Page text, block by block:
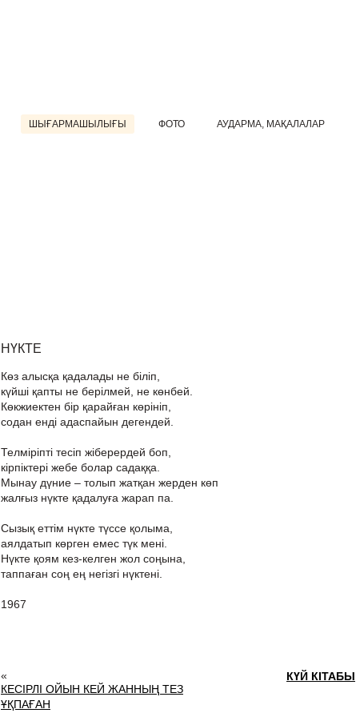
ШЫҒАРМАШЫЛЫҒЫ ФОТО АУДАРМА, МАҚАЛАЛАР
НҮКТЕ
Көз алысқа қадалады не біліп,
күйші қапты не берілмей, не көнбей.
Көкжиектен бір қарайған көрініп,
содан енді адаспайын дегендей.
Телміріпті тесіп жіберердей боп,
кірпіктері жебе болар садаққа.
Мынау дүние – толып жатқан жерден көп
жалғыз нүкте қадалуға жарап па.
Сызық еттім нүкте түссе қолыма,
аялдатып көрген емес түк мені.
Нүкте қоям кез-келген жол соңына,
таппаған соң ең негізгі нүктені.
1967
«
КЕСІРЛІ ОЙЫН КЕЙ ЖАННЫҢ ТЕЗ
ҰҚПАҒАН
КҮЙ КІТАБЫ